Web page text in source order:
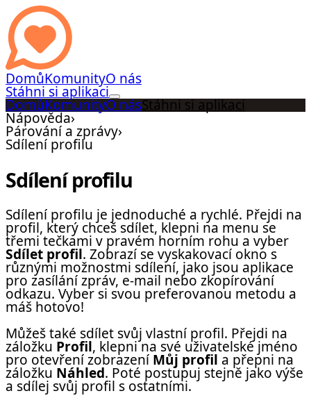
DomůKomunityO nás
Stáhni si aplikaci
DomůKomunityO násStáhni si aplikaci
Nápověda›
Párování a zprávy›
Sdílení profilu
Sdílení profilu
Sdílení profilu je jednoduché a rychlé. Přejdi na
profil, který chceš sdílet, klepni na menu se
třemi tečkami v pravém horním rohu a vyber
Sdílet profil. Zobrazí se vyskakovací okno s
různými možnostmi sdílení, jako jsou aplikace
pro zasílání zpráv, e-mail nebo zkopírování
odkazu. Vyber si svou preferovanou metodu a
máš hotovo!
Můžeš také sdílet svůj vlastní profil. Přejdi na
záložku Profil, klepni na své uživatelské jméno
pro otevření zobrazení Můj profil a přepni na
záložku Náhled. Poté postupuj stejně jako výše
a sdílej svůj profil s ostatními.